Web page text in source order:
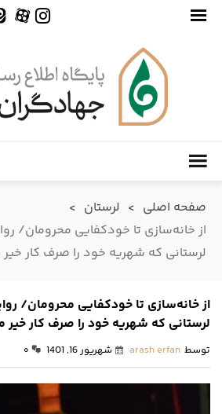
صفحه اصلی > لرستان >
از خانه‌سازی تا خودکفایی محرومان/
لرستانی که شهریه خود را صرف کار
از خانه‌سازی تا خودکفایی محرومان/
لرستانی که شهریه خود را صرف کار خیر
توسط arash erfan شهریور 16, 1401 ۰